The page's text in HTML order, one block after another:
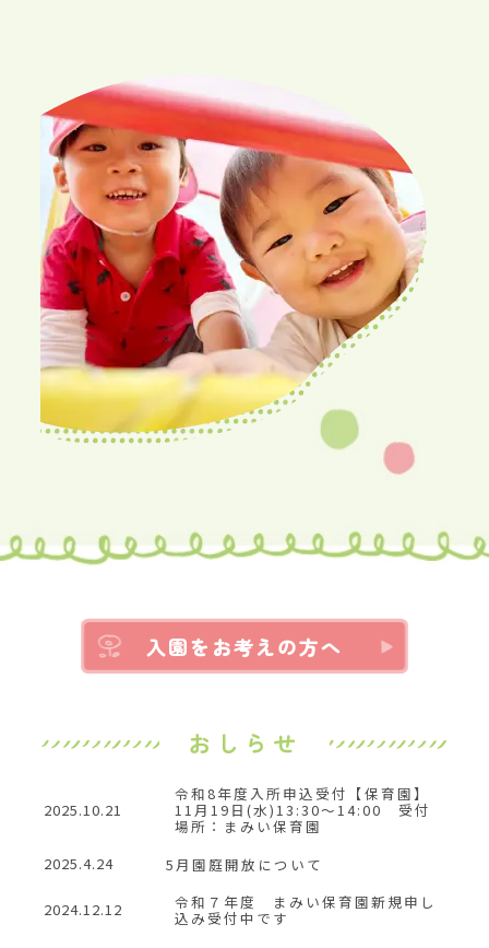
入園をお考えの方へ
おしらせ
2025.10.21
令和8年度入所申込受付【保育園】
11月19日(水)13:30～14:00 受付
場所：まみい保育園
2025.4.24
5月園庭開放について
2024.12.12 令和７年度 まみい保育園新規申し
込み受付中です